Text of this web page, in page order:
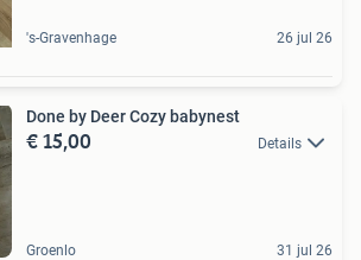
's-Gravenhage 26 jul 26
Done by Deer Cozy babynest
€ 15,00 Details
Groenlo 31 jul 26